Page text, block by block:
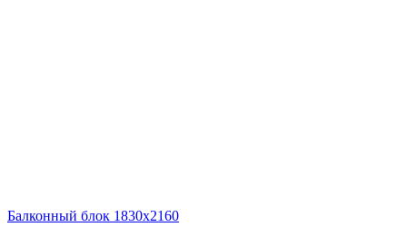
Балконный блок 1830х2160